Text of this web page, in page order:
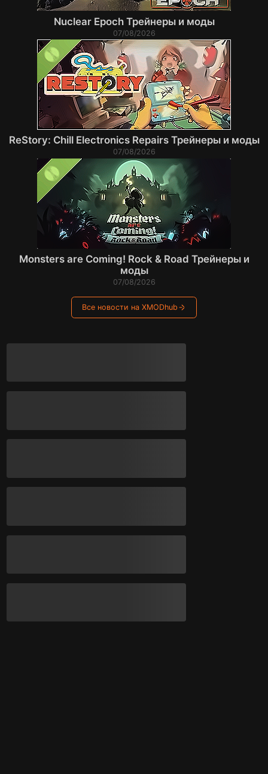
Nuclear Epoch Трейнеры и моды
07/08/2026
ReStory: Chill Electronics Repairs Трейнеры и моды
07/08/2026
Monsters are Coming! Rock & Road Трейнеры и
моды
07/08/2026
Все новости на XMODhub